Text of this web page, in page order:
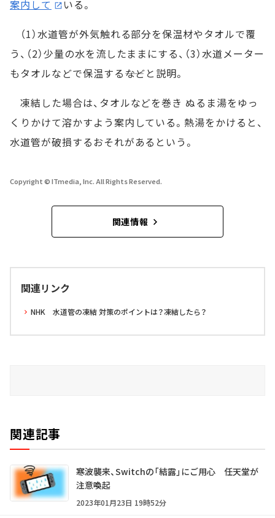
案内して
いる。
（1）水道管が外気触れる部分を保温材やタオルで覆
う、（2）少量の水を流したままにする、（3）水道メーター
もタオルなどで保温する――などと説明。
凍結した場合は、タオルなどを巻き ぬるま湯をゆっ
くりかけて溶かすよう案内している。熱湯をかけると、
水道管が破損するおそれがあるという。
Copyright © ITmedia, Inc. All Rights Reserved.
関連情報
関連リンク
NHK 水道管の凍結 対策のポイントは？凍結したら？
関連記事
寒波襲来、Switchの「結露」にご用心 任天堂が
注意喚起
2023年01月23日 19時52分